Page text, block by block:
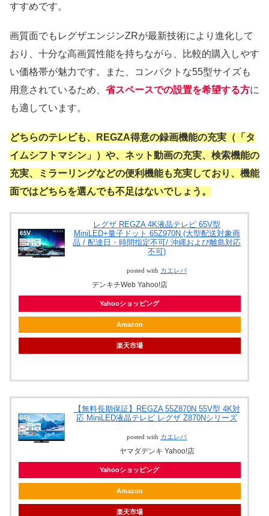
すすめです。
画質面でもレグザエンジンZRが最新技術により進化して
おり、十分な高画質性能を持ちながら、比較的購入しやす
い価格帯が魅力です。また、コンパクトな55型サイズも
用意されているため、 省スペースでの設置を希望する方に
も適しています。
どちらのテレビも、REGZA得意の録画機能の充実（「タ
イムシフトマシン」）や、ネット動画の充実、検索機能の
充実、ミラーリングなどの便利機能も充実しており、機能
面ではどちらを選んでも不足はないでしょう。
レグザ REGZA 4K液晶テレビ 65V型
MiniLED+量子ドット 65Z970N (大型配送対象商
品 / 配達日・時間指定不可/ 沖縄および離島対応
不可)
posted with カエレバ
デンキチWeb Yahoo!店
Yahooショッピング
Amazon
楽天市場
【無料長期保証】REGZA 55Z870N 55V型 4K対
応 MiniLED液晶テレビ レグザ Z870Nシリーズ
posted with カエレバ
ヤマダデンキ Yahoo!店
Yahooショッピング
Amazon
楽天市場